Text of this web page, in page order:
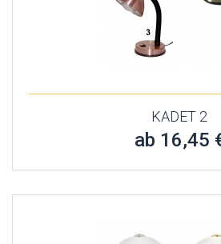
KADET 2
ab 16,45